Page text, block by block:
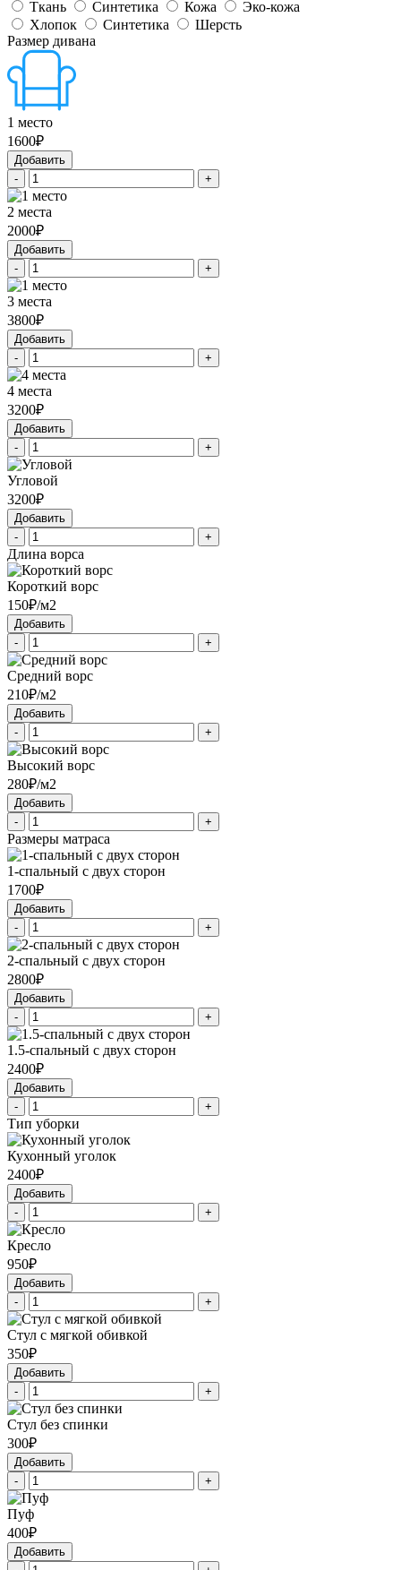
Ткань Синтетика Кожа
Эко-кожа
Хлопок
Синтетика
Шерсть
Размер дивана
1 место
1600₽
Добавить
-
+
2 места
2000₽
Добавить
-
+
3 места
3800₽
Добавить
-
+
4 места
3200₽
Добавить
-
+
Угловой
3200₽
Добавить
-
+
Длина ворса
Короткий ворс
150₽/м2
Добавить
-
+
Средний ворс
210₽/м2
Добавить
-
+
Высокий ворс
280₽/м2
Добавить
-
+
Размеры матраса
1-спальный с двух сторон
1700₽
Добавить
-
+
2-спальный с двух сторон
2800₽
Добавить
-
+
1.5-спальный с двух сторон
2400₽
Добавить
-
+
Тип уборки
Кухонный уголок
2400₽
Добавить
-
+
Кресло
950₽
Добавить
-
+
Стул с мягкой обивкой
350₽
Добавить
-
+
Стул без спинки
300₽
Добавить
-
+
Пуф
400₽
Добавить